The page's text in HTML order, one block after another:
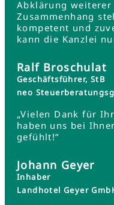
Abklärung
Zusammenhang
kompetent und
kann die Kanzlei
Ralf Broschulat
Geschäftsführer, StB
neo
„Vielen Dank für
haben uns bei
gefühlt!“
Johann Geyer
Inhaber
Landhotel Geyer